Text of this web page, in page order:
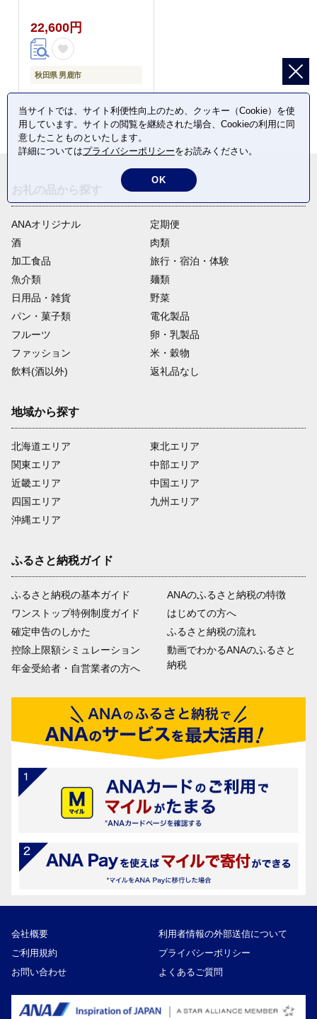
食品 保存食]
22,600円
秋田県 男鹿市
ANAオリジナル
定期便
酒
肉類
加工食品
旅行・宿泊・体験
魚介類
麺類
日用品・雑貨
野菜
パン・菓子類
電化製品
フルーツ
卵・乳製品
ファッション
米・穀物
飲料(酒以外)
返礼品なし
地域から探す
北海道エリア
関東エリア
近畿エリア
四国エリア
沖縄エリア
東北エリア
中部エリア
中国エリア
九州エリア
ふるさと納税ガイド
ふるさと納税の基本ガイド
ワンストップ特例制度ガイド
確定申告のしかた
控除上限額シミュレーション
年金受給者・自営業者の方へ
ANAのふるさと納税の特徴
はじめての方へ
ふるさと納税の流れ
動画でわかるANAのふるさと
納税
会社概要
利用者情報の外部送信について
ご利用規約
プライバシーポリシー
お問い合わせ
よくあるご質問
当サイトでは、サイト利便性向上のため、クッキー（Cookie）を使
用しています。サイトの閲覧を継続された場合、Cookieの利用に同
意したことものといたします。
詳細についてはプライバシーポリシーをお読みください。
OK